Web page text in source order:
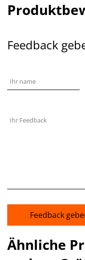
Feedback
Ihr name
Ihr Feedback
Feedback
Ähnliche